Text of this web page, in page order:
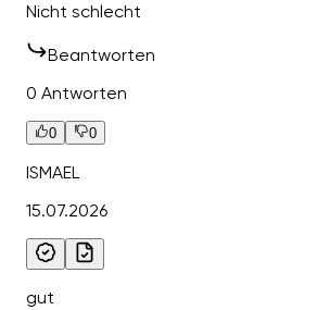
Nicht schlecht
Beantworten
0 Antworten
0 0
ISMAEL
15.07.2026
gut